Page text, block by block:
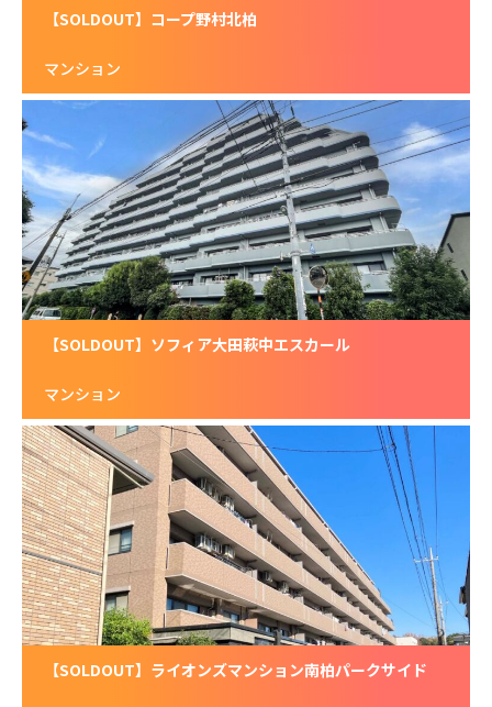
【SOLDOUT】コープ野村北柏
マンション
【SOLDOUT】ソフィア大田萩中エスカール
マンション
【SOLDOUT】ライオンズマンション南柏パークサイド